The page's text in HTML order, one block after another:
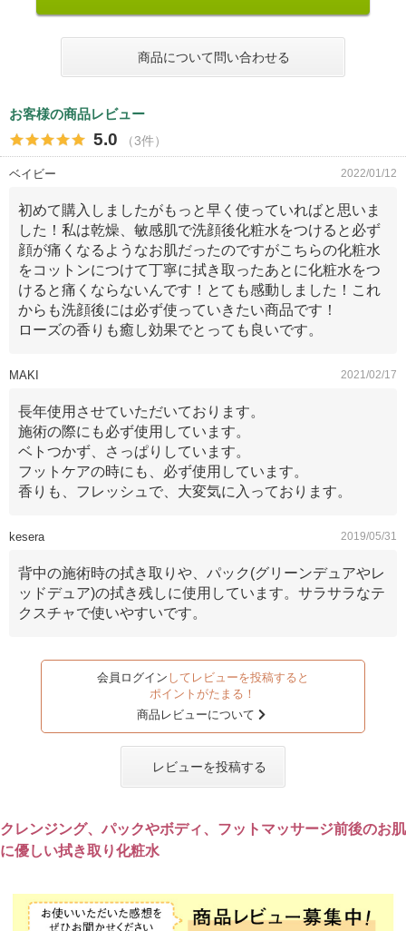
商品について問い合わせる
お客様の商品レビュー
5.0 （3件）
ベイビー 2022/01/12
初めて購入しましたがもっと早く使っていればと思いま
した！私は乾燥、敏感肌で洗顔後化粧水をつけると必ず
顔が痛くなるようなお肌だったのですがこちらの化粧水
をコットンにつけて丁寧に拭き取ったあとに化粧水をつ
けると痛くならないんです！とても感動しました！これ
からも洗顔後には必ず使っていきたい商品です！
ローズの香りも癒し効果でとっても良いです。
MAKI 2021/02/17
長年使用させていただいております。
施術の際にも必ず使用しています。
ベトつかず、さっぱりしています。
フットケアの時にも、必ず使用しています。
香りも、フレッシュで、大変気に入っております。
kesera 2019/05/31
背中の施術時の拭き取りや、パック(グリーンデュアやレ
ッドデュア)の拭き残しに使用しています。サラサラなテ
クスチャで使いやすいです。
会員ログイン してレビューを投稿すると
ポイントがたまる！
商品レビューについて
レビューを投稿する
クレンジング、パックやボディ、フットマッサージ前後のお肌
に優しい拭き取り化粧水